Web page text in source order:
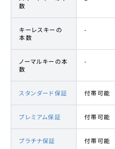
数
キーレスキーの
本数
-
ノーマルキーの本
数
-
スタンダード保証 付帯可能
プレミアム保証 付帯可能
プラチナ保証 付帯可能